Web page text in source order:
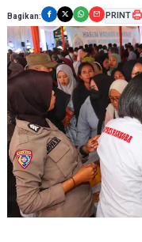
Bagikan: PRINT